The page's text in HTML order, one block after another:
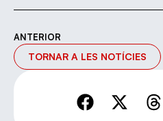
ANTERIOR
TORNAR A LES NOTÍCIES